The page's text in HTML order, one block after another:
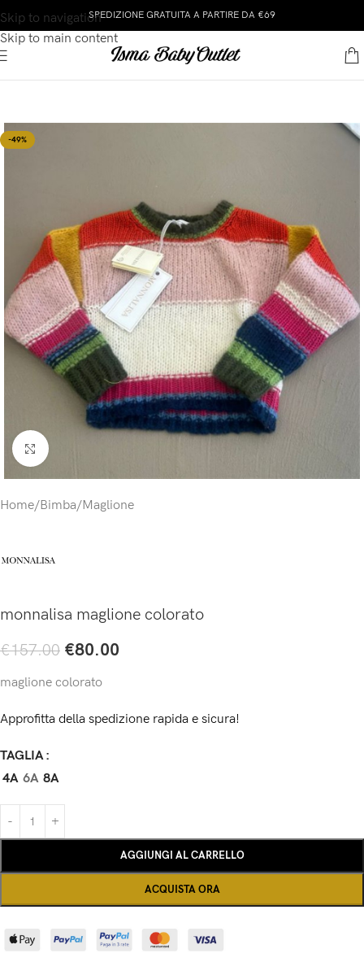
Skip to navigation
Skip to main content
SPEDIZIONE GRATUITA A PARTIRE DA €69
-49%
Click to enlarge
Home/Bimba/Maglione
monnalisa maglione colorato
€157.00 €80.00
maglione colorato
Approfitta della spedizione rapida e sicura!
TAGLIA
4A 6A 8A
AGGIUNGI AL CARRELLO
ACQUISTA ORA